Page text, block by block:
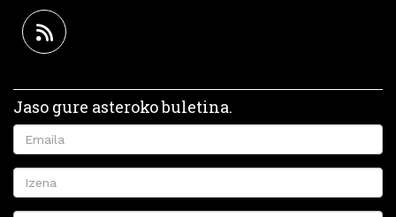
Jaso gure asteroko buletina.